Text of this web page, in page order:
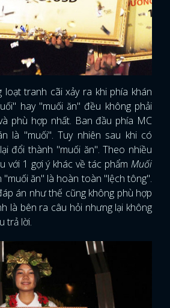
loạt tranh cãi xảy ra khi phía khán
hay "muối ăn" đều không phải
phù hợp nhất. Ban đầu phía MC
là "muối". Tuy nhiên sau khi có
đổi thành "muối ăn". Theo nhiều
với 1 gợi ý khác về tác phẩm Muối
ăn" là hoàn toàn "lệch tông".
án như thế cũng không phù hợp
là bên ra câu hỏi nhưng lại không
trả lời.